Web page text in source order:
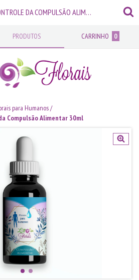
FLORAL EM GOTAS - CONTROLE DA COMPULSÃO ALIMENTAR 30ML
PRODUTOS CARRINHO 0
para Humanos/
Compulsão Alimentar 30ml